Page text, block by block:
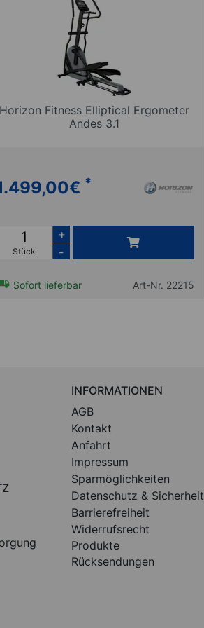
Horizon Fitness Elliptical Ergometer
Andes 3.1
€ *
Stück
+
-
Sofort lieferbar Art-Nr. 22215
INFORMATIONEN
AGB
Kontakt
Anfahrt
Impressum
Sparmöglichkeiten
Datenschutz & Sicherheit
Barrierefreiheit
Widerrufsrecht
Produkte
Rücksendungen